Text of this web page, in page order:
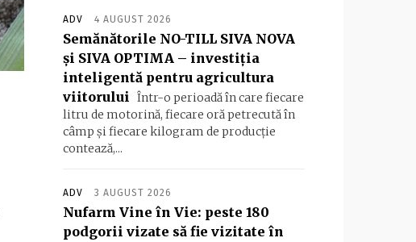
ADV 4 AUGUST 2026
Semănătorile NO-TILL SIVA NOVA
și SIVA OPTIMA – investiția
inteligentă pentru agricultura
viitorului Într-o perioadă în care fiecare
litru de motorină, fiecare oră petrecută în
câmp și fiecare kilogram de producție
contează,...
ADV 3 AUGUST 2026
Nufarm Vine în Vie: peste 180
podgorii vizate să fie vizitate în